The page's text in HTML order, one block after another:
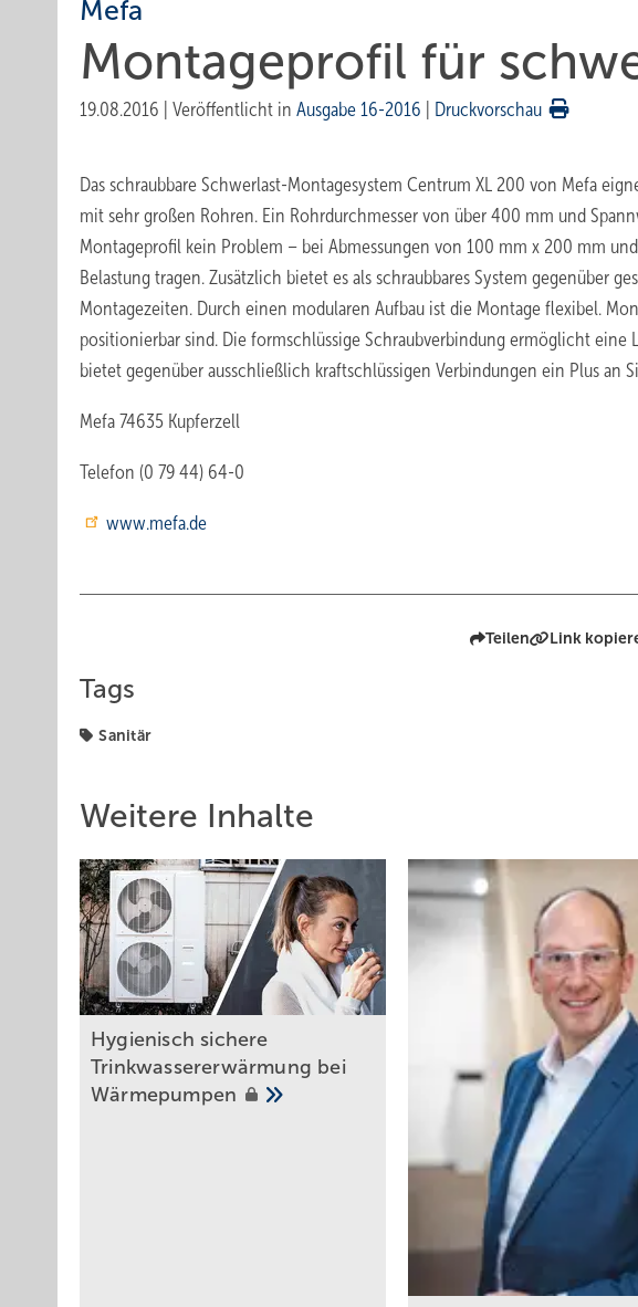
Mefa
Montageprofil für
19.08.2016 Veröffentlicht in Ausgabe 16-2016 Druckvorschau
Das schraubbare Schwerlast-Montagesystem Centrum XL 200 von Mefa
mit sehr großen Rohren. Ein Rohrdurchmesser von über 400 mm und
Montageprofil kein Problem – bei Abmessungen von 100 mm x 200 mm
Belastung tragen. Zusätzlich bietet es als schraubbares System gegenüber
Montagezeiten. Durch einen modularen Aufbau ist die Montage flexibel.
positionierbar sind. Die formschlüssige Schraubverbindung ermöglicht eine
bietet gegenüber ausschließlich kraftschlüssigen Verbindungen ein Plus an
Mefa 74635 Kupferzell
Telefon (0 79 44) 64-0
www.mefa.de
Teilen Link
Tags
Sanitär
Weitere Inhalte
Hygienisch sichere
Trinkwassererwärmung bei
Wärmepumpen